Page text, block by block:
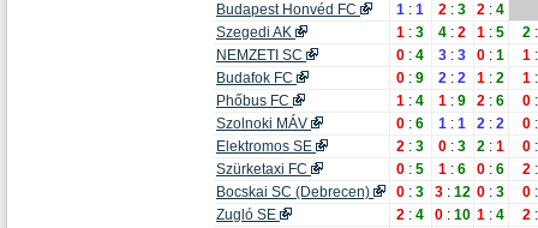
Budapest Honvéd FC
1 : 1 2 : 3 2 : 4
Szegedi AK
1 : 3 4 : 2 1 : 5 2 :
NEMZETI SC
0 : 4 3 : 3 0 : 1 1 :
Budafok FC
0 : 9 2 : 2 1 : 2 1 :
Phőbus FC
1 : 4 1 : 9 2 : 6 0 :
Szolnoki MÁV
0 : 6 1 : 1 2 : 2 0 :
Elektromos SE
2 : 3 0 : 3 2 : 1 0 :
Szürketaxi FC
0 : 5 1 : 6 0 : 6 2 :
Bocskai SC (Debrecen)
0 : 3 3 : 12 0 : 3 0 :
Zugló SE
2 : 4 0 : 10 1 : 4 2 :